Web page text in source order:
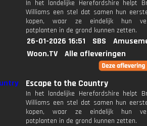
In het landelijke Herefordshire helpt
Williams een stel dat samen hun
kopen, waar ze eindelijk hun
potplanten in de grond kunnen zetten.
26-01-2026 16:51 SBS
Woon.TV
Alle afleveringen
Escape to the Country
In het landelijke Herefordshire helpt
Williams een stel dat samen hun
kopen, waar ze eindelijk hun
potplanten in de grond kunnen zetten.